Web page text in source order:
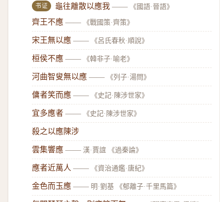
书证 龜往離散以應我 —— 《國語·晉語》
齊王不應 —— 《戰國策·齊策》
宋王無以應 —— 《呂氏春秋·順說》
桓侯不應 —— 《韓非子·喻老》
河曲智叟無以應 —— 《列子·湯問》
傭者笑而應 —— 《史記·陳涉世家》
宜多應者 —— 《史記·陳涉世家》
殺之以應陳涉
雲集響應 —— 漢·賈誼 《過秦論》
應者近萬人 —— 《資治通鑑·唐紀》
金色而玉應 —— 明·劉基 《郁離子·千里馬篇》